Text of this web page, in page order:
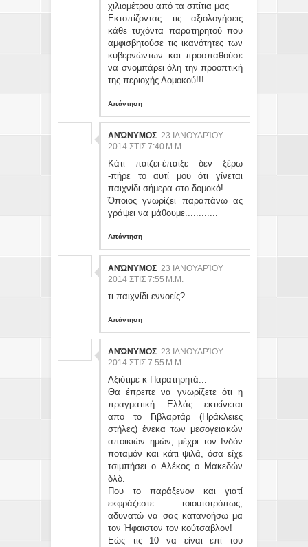
χιλιομέτρου από τα σπίτια μας
Εκτοπίζοντας τις αξιολογήσεις
κάθε τυχόντα παρατηρητού που
αμφισβητούσε τις ικανότητες των
κυβερνώντων και προσπαθούσε
να σνομπάρει όλη την προοπτική
της περιοχής Δομοκού!!!
Απάντηση
ΑΝΏΝΥΜΟΣ 23 ΙΑΝΟΥΑΡΊΟΥ
2014 ΣΤΙΣ 7:40 Μ.Μ.
Κάτι παίζει-έπαιξε δεν ξέρω
-πήρε το αυτί μου ότι γίνεται
παιχνίδι σήμερα στο δομοκό!
Όποιος γνωρίζει παραπάνω ας
γράψει να μάθουμε............
Απάντηση
ΑΝΏΝΥΜΟΣ 23 ΙΑΝΟΥΑΡΊΟΥ
2014 ΣΤΙΣ 7:55 Μ.Μ.
τι παιχνίδι εννοείς?
Απάντηση
ΑΝΏΝΥΜΟΣ 23 ΙΑΝΟΥΑΡΊΟΥ
2014 ΣΤΙΣ 7:55 Μ.Μ.
Αξιότιμε κ Παρατηρητά...
Θα έπρεπε να γνωρίζετε ότι η
πραγματική Ελλάς εκτείνεται
απο το Γιβλαρτάρ (Ηράκλειες
στήλες) ένεκα των μεσογειακών
αποικιών ημών, μέχρι τον Ινδόν
ποταμόν και κάτι ψιλά, όσα είχε
τσιμπήσει ο Αλέκος ο Μακεδών
δλδ.
Που το παράξενον και γιατί
εκφράζεστε τοιουτοτρόπως,
αδυνατώ να σας κατανοήσω μα
τον Ήφαιστον τον κούτσαβλον!
Εώς τις 10 να είναι επί του